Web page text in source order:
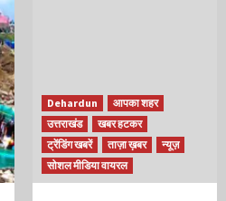
Dehardun
आपका शहर
उत्तराखंड
खबर हटकर
ट्रेंडिंग खबरें
ताज़ा ख़बर
न्यूज़
सोशल मीडिया वायरल